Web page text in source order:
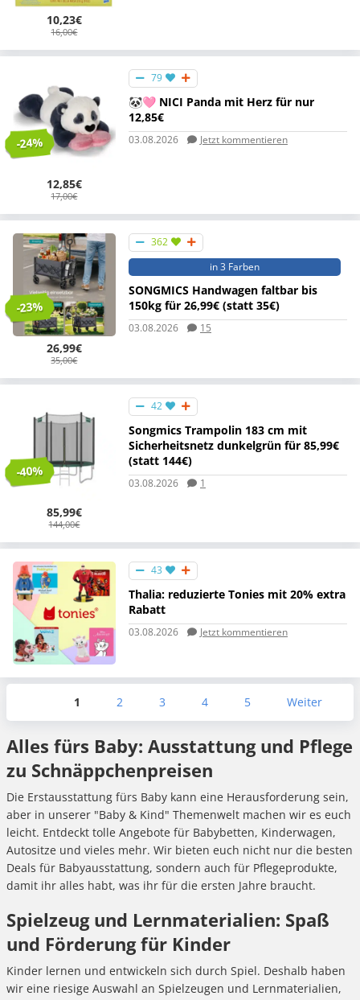
10,23€
16,00€
-24%
12,85€
17,00€
79
🐼🩷 NICI Panda mit Herz für nur
12,85€
03.08.2026 Jetzt kommentieren
-23%
26,99€
35,00€
362
in 3 Farben
SONGMICS Handwagen faltbar bis
150kg für 26,99€ (statt 35€)
03.08.2026 15
-40%
85,99€
144,00€
42
Songmics Trampolin 183 cm mit
Sicherheitsnetz dunkelgrün für 85,99€
(statt 144€)
03.08.2026 1
43
Thalia: reduzierte Tonies mit 20% extra
Rabatt
03.08.2026 Jetzt kommentieren
1 2 3 4 5 Weiter
Alles fürs Baby: Ausstattung und Pflege
zu Schnäppchenpreisen
Die Erstausstattung fürs Baby kann eine Herausforderung sein,
aber in unserer "Baby & Kind" Themenwelt machen wir es euch
leicht. Entdeckt tolle Angebote für Babybetten, Kinderwagen,
Autositze und vieles mehr. Wir bieten euch nicht nur die besten
Deals für Babyausstattung, sondern auch für Pflegeprodukte,
damit ihr alles habt, was ihr für die ersten Jahre braucht.
Spielzeug und Lernmaterialien: Spaß
und Förderung für Kinder
Kinder lernen und entwickeln sich durch Spiel. Deshalb haben
wir eine riesige Auswahl an Spielzeugen und Lernmaterialien,